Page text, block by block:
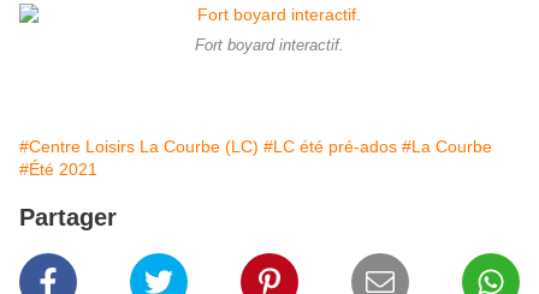
Fort boyard interactif.
#Centre Loisirs La Courbe (LC) #LC été pré-ados #La Courbe
#Été 2021
Partager